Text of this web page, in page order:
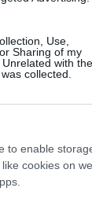
Use,
Sharing of my
with the
collected.
to enable
cookies on
pap lesz